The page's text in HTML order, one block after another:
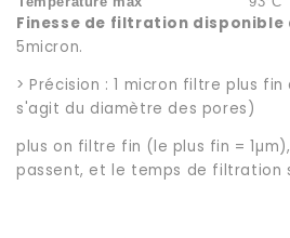
Finesse de filtration disponible
5micron.
> Précision : 1 micron filtre plus
s'agit du diamètre des pores)
plus on filtre fin (le plus fin =
passent, et le temps de filtration